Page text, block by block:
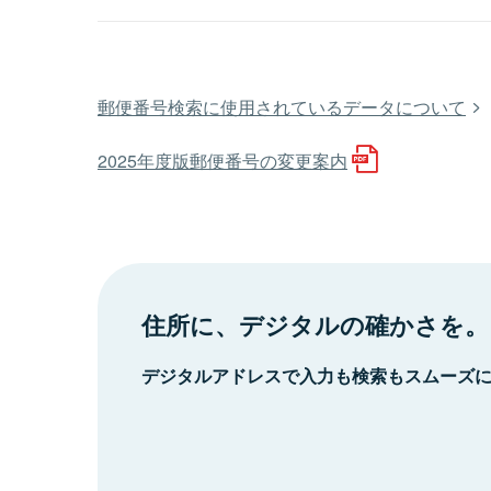
郵便番号検索に使用されているデータについて
2025年度版郵便番号の変更案内
住所に、デジタルの確かさを。
デジタルアドレスで入力も検索もスムーズ